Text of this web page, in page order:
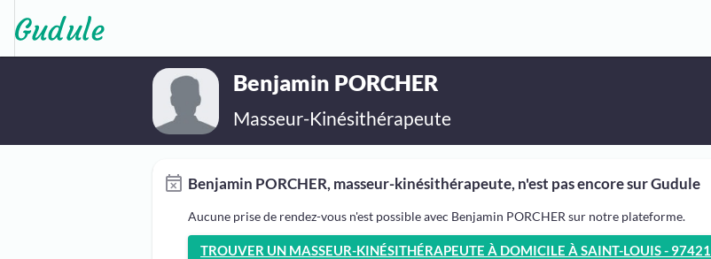
Benjamin PORCHER
Masseur-Kinésithérapeute
Benjamin PORCHER, masseur-kinésithérapeute, n'est pas encore sur Gudule
Aucune prise de rendez-vous n'est possible avec Benjamin PORCHER sur notre plateforme.
TROUVER UN MASSEUR-KINÉSITHÉRAPEUTE À DOMICILE À SAINT-LOUIS - 97421